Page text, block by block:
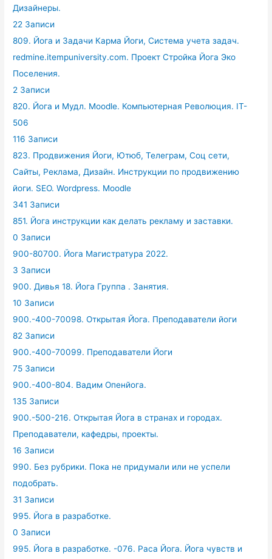
Дизайнеры.
22 Записи
809. Йога и Задачи Карма Йоги, Система учета задач.
redmine.itempuniversity.com. Проект Стройка Йога Эко
Поселения.
2 Записи
820. Йога и Мудл. Moodle. Компьютерная Революция. IT-
506
116 Записи
823. Продвижения Йоги, Ютюб, Телеграм, Соц сети,
Сайты, Реклама, Дизайн. Инструкции по продвижению
йоги. SEO. Wordpress. Moodle
341 Записи
851. Йога инструкции как делать рекламу и заставки.
0 Записи
900-80700. Йога Магистратура 2022.
3 Записи
900. Дивья 18. Йога Группа . Занятия.
10 Записи
900.-400-70098. Открытая Йога. Преподаватели йоги
82 Записи
900.-400-70099. Преподаватели Йоги
75 Записи
900.-400-804. Вадим Опенйога.
135 Записи
900.-500-216. Открытая Йога в странах и городах.
Преподаватели, кафедры, проекты.
16 Записи
990. Без рубрики. Пока не придумали или не успели
подобрать.
31 Записи
995. Йога в разработке.
0 Записи
995. Йога в разработке. -076. Раса Йога. Йога чувств и